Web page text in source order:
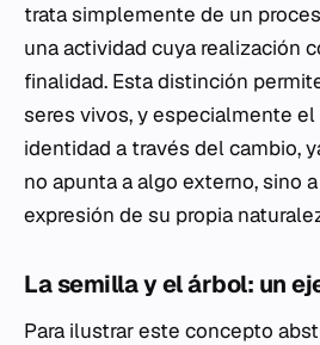
trata simplemente de un
una actividad cuya realización
finalidad. Esta distinción
seres vivos, y especialmente
identidad a través del cambio,
no apunta a algo externo, sino
expresión de su propia
La semilla y el árbol: un
Para ilustrar este concepto